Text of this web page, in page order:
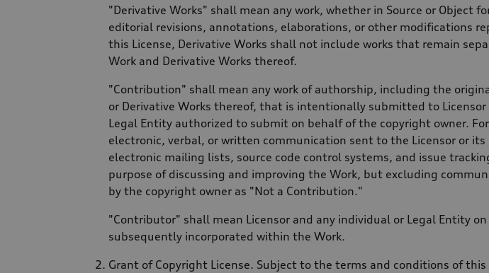
"Derivative Works" shall mean any work, whether in Source or Object
editorial revisions, annotations, elaborations, or other modifications
this License, Derivative Works shall not include works that remain
Work and Derivative Works thereof.
"Contribution" shall mean any work of authorship, including the
or Derivative Works thereof, that is intentionally submitted to
Legal Entity authorized to submit on behalf of the copyright owner.
electronic, verbal, or written communication sent to the Licensor or
electronic mailing lists, source code control systems, and issue
purpose of discussing and improving the Work, but excluding
by the copyright owner as "Not a Contribution."
"Contributor" shall mean Licensor and any individual or Legal Entity
subsequently incorporated within the Work.
Grant of Copyright License. Subject to the terms and conditions of